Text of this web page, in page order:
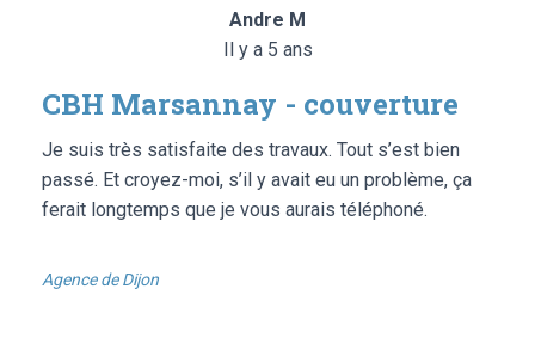
Andre M
Il y a 5 ans
CBH Marsannay - couverture
Je suis très satisfaite des travaux. Tout s’est bien
passé. Et croyez-moi, s’il y avait eu un problème, ça
ferait longtemps que je vous aurais téléphoné.
Agence de Dijon